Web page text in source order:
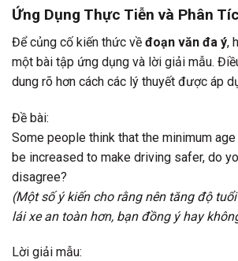
Ứng Dụng Thực Tiễn và Phân
Để củng cố kiến thức về đoạn văn đa ý,
một bài tập ứng dụng và lời giải mẫu.
dung rõ hơn cách các lý thuyết được áp
Đề bài:
Some people think that the minimum
be increased to make driving safer, do
disagree?
(Một số ý kiến cho rằng nên tăng độ
lái xe an toàn hơn, bạn đồng ý hay
Lời giải mẫu: